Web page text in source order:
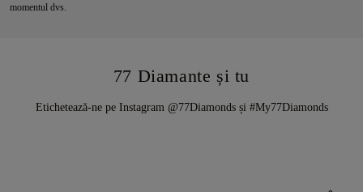
momentul dvs.
77 Diamante și tu
Etichetează-ne pe Instagram @77Diamonds și #My77Diamonds